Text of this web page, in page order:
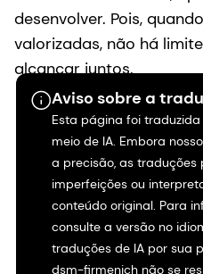
Aviso sobre a
Esta página foi
meio de IA. Embora
a precisão, as
imperfeições ou
conteúdo original. Para
consulte a versão no
traduções de IA por sua
dsm-firmenich não se